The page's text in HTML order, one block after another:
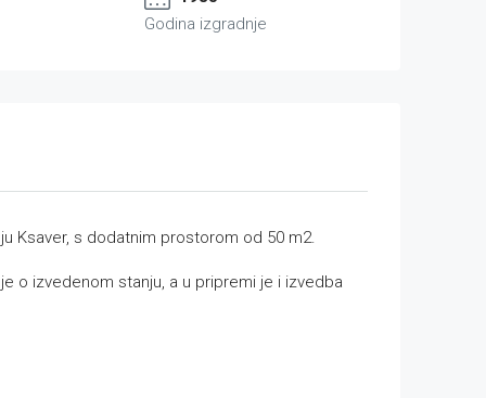
Godina izgradnje
Ksaver, s dodatnim prostorom od 50 m2.
o izvedenom stanju, a u pripremi je i izvedba